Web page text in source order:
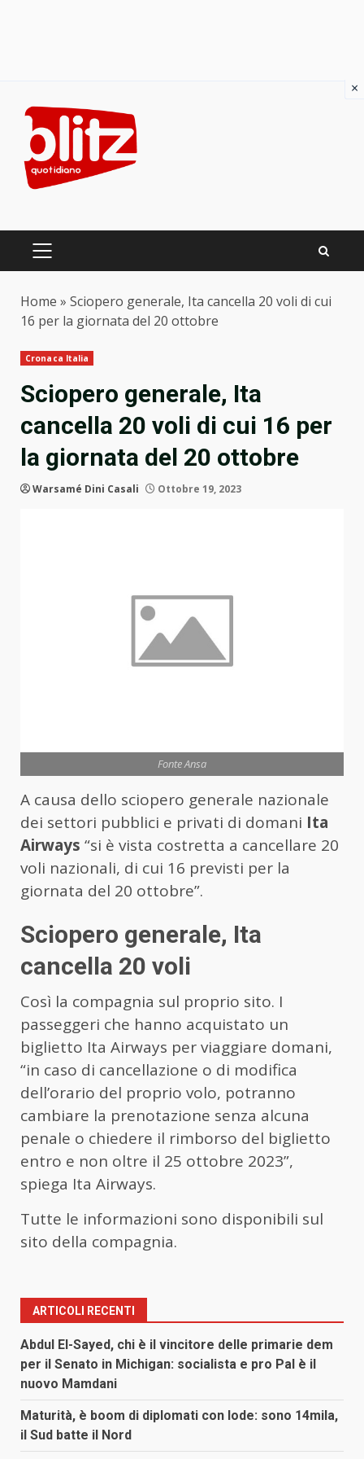
content
PRIMARY
Home » Sciopero generale, Ita cancella 20 voli di cui
16 per la giornata del 20 ottobre
Cronaca Italia
Sciopero generale, Ita
cancella 20 voli di cui 16 per
la giornata del 20 ottobre
Warsamé Dini Casali Ottobre 19, 2023
Fonte Ansa
A causa dello sciopero generale nazionale
dei settori pubblici e privati di domani Ita
Airways “si è vista costretta a cancellare 20
voli nazionali, di cui 16 previsti per la
giornata del 20 ottobre”.
Sciopero generale, Ita
cancella 20 voli
Così la compagnia sul proprio sito. I
passeggeri che hanno acquistato un
biglietto Ita Airways per viaggiare domani,
“in caso di cancellazione o di modifica
dell’orario del proprio volo, potranno
cambiare la prenotazione senza alcuna
penale o chiedere il rimborso del biglietto
entro e non oltre il 25 ottobre 2023”,
spiega Ita Airways.
Tutte le informazioni sono disponibili sul
sito della compagnia.
ARTICOLI RECENTI
Abdul El-Sayed, chi è il vincitore delle primarie dem
per il Senato in Michigan: socialista e pro Pal è il
nuovo Mamdani
Maturità, è boom di diplomati con lode: sono 14mila,
il Sud batte il Nord
×